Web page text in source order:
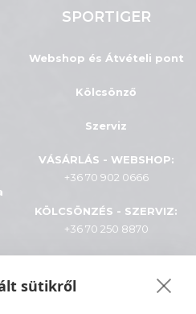
SPORTIGER
Webshop és Átvételi pont
Kölcsönző
Szerviz
VÁSÁRLÁS - WEBSHOP:
+36 70 902 0666
KÖLCSÖNZÉS - SZERVIZ:
+36 70 250 8870
sütikről